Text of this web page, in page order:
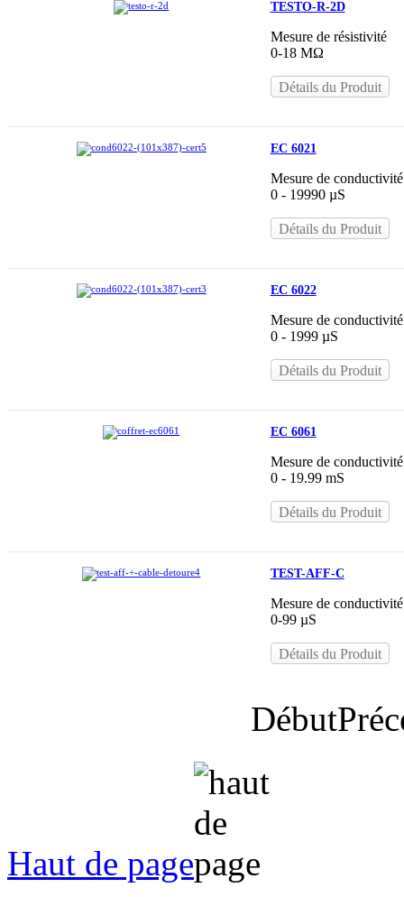
TESTO-R-2D
Mesure de résistivité
0-18 MΩ
Détails du Produit
EC 6021
Mesure de conductivité
0 - 19990 µS
Détails du Produit
EC 6022
Mesure de conductivité
0 - 1999 µS
Détails du Produit
EC 6061
Mesure de conductivité
0 - 19.99 mS
Détails du Produit
TEST-AFF-C
Mesure de conductivité
0-99 µS
Détails du Produit
Début
Haut de page